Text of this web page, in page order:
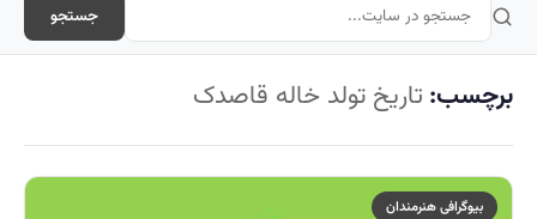
جستجو
برچسب: تاریخ تولد خاله قاصدک
بیوگرافی هنرمندان